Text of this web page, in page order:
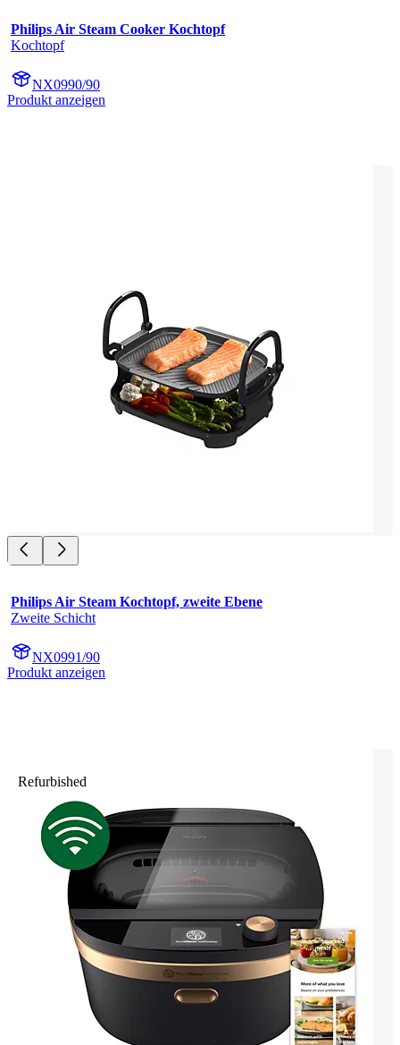
Philips Air Steam Cooker Kochtopf
Kochtopf
NX0990/90
Produkt anzeigen
Philips Air Steam Kochtopf, zweite Ebene
Zweite Schicht
NX0991/90
Produkt anzeigen
Refurbished